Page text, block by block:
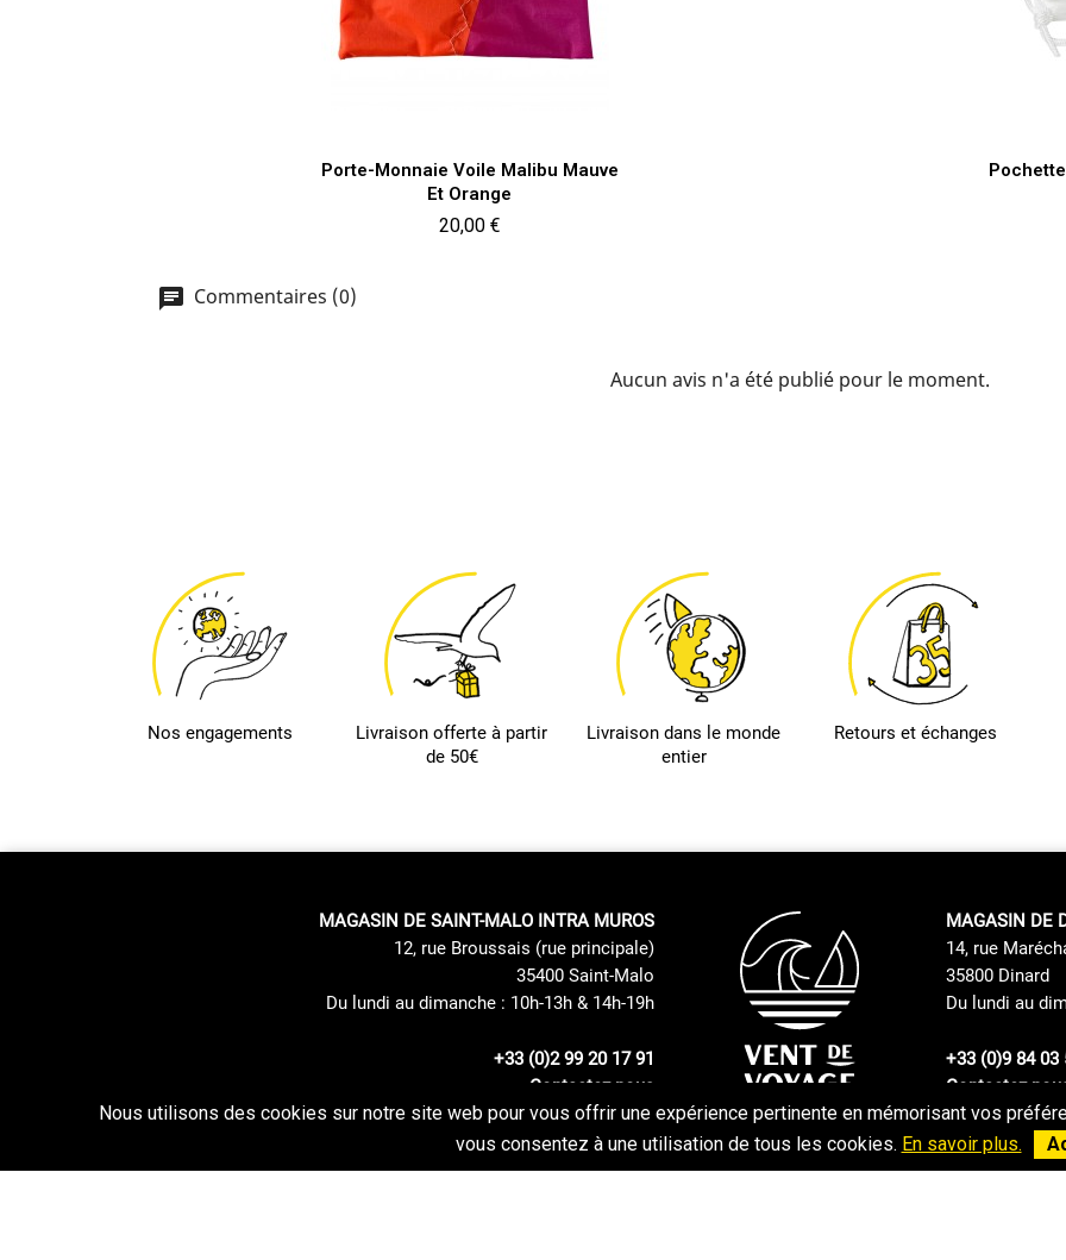
Porte-Monnaie Voile Malibu Mauve
Et Orange
Prix
20,00 €
Aperçu rapide
Commentaires (0)
Aucun avis n'a été publié pour le moment.
Nos engagements
Livraison offerte à partir
de 50€
Livraison dans le monde
entier
Retours et échanges
MAGASIN DE SAINT-MALO INTRA MUROS
12, rue Broussais (rue principale)
35400 Saint-Malo
Du lundi au dimanche : 10h-13h & 14h-19h
+33 (0)2 99 20 17 91
Contactez nous
MAGASIN DE
14, rue
35800 Dinard
Du lundi au
+33 (0)9 84 03
Contactez
Nous utilisons des cookies sur notre site web pour vous offrir une expérience pertinente en mémorisant vos
vous consentez à une utilisation de tous les cookies. En savoir plus.